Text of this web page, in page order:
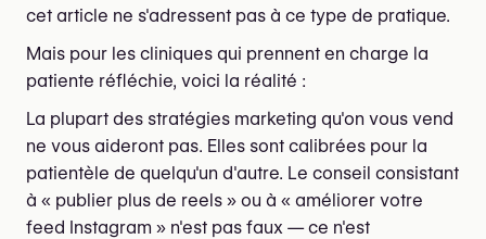
cet article ne s'adressent pas à ce type de pratique.
Mais pour les cliniques qui prennent en charge la
patiente réfléchie, voici la réalité :
La plupart des stratégies marketing qu'on vous vend
ne vous aideront pas. Elles sont calibrées pour la
patientèle de quelqu'un d'autre. Le conseil consistant
à « publier plus de reels » ou à « améliorer votre
feed Instagram » n'est pas faux — ce n'est